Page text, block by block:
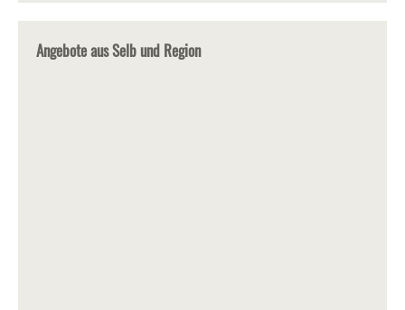
Angebote aus Selb und Region